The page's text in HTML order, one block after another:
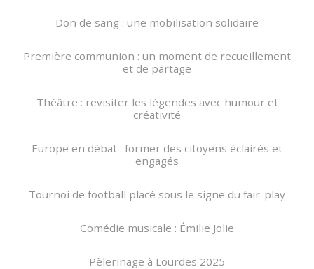
Don de sang : une mobilisation solidaire
Première communion : un moment de recueillement
et de partage
Théâtre : revisiter les légendes avec humour et
créativité
Europe en débat : former des citoyens éclairés et
engagés
Tournoi de football placé sous le signe du fair-play
Comédie musicale : Émilie Jolie
Pèlerinage à Lourdes 2025